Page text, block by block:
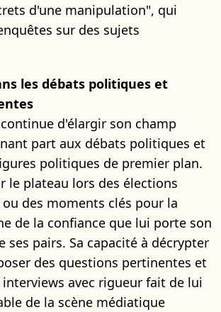
d'une manipulation", qui
sur des sujets
les débats politiques et
d'élargir son champ
part aux débats politiques et
politiques de premier plan.
le plateau lors des élections
des moments clés pour la
de la confiance que lui porte son
ses pairs. Sa capacité à décrypter
des questions pertinentes et
avec rigueur fait de lui
de la scène médiatique